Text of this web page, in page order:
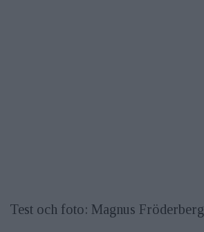
Test och foto: Magnus Fröderberg